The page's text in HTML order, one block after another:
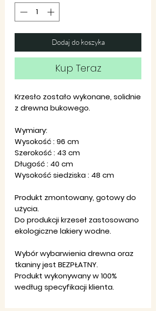
Dodaj do koszyka
Kup Teraz
Krzesło zostało wykonane, solidnie
z drewna bukowego.
Wymiary:
Wysokość : 96 cm
Szerokość : 43 cm
Długość : 40 cm
Wysokość siedziska : 48 cm
Produkt zmontowany, gotowy do
użycia.
Do produkcji krzeseł zastosowano
ekologiczne lakiery wodne.
Wybór wybarwienia drewna oraz
tkaniny jest BEZPŁATNY.
Produkt wykonywany w 100%
według specyfikacji klienta.